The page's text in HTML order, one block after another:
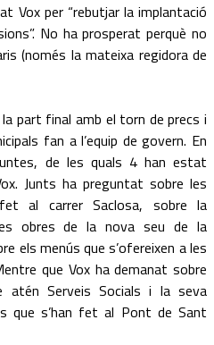
Vox per “rebutjar la implantació
No ha prosperat perquè no
(només la mateixa regidora de
part final amb el torn de precs i
fan a l’equip de govern. En
de les quals 4 han estat
Junts ha preguntat sobre les
al carrer Saclosa, sobre la
obres de la nova seu de la
els menús que s’ofereixen a les
que Vox ha demanat sobre
atén Serveis Socials i la seva
que s’han fet al Pont de Sant